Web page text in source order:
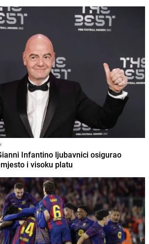
Infantino ljubavnici osigurao
i visoku platu